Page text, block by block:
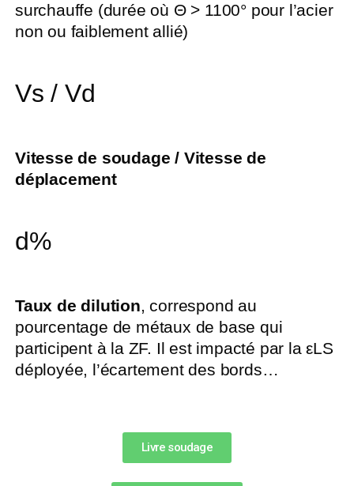
surchauffe (durée où Θ > 1100° pour l’acier
non ou faiblement allié)
Vs / Vd
Vitesse de soudage / Vitesse de
déplacement
d%
Taux de dilution, correspond au
pourcentage de métaux de base qui
participent à la ZF. Il est impacté par la εLS
déployée, l’écartement des bords…
Livre soudage